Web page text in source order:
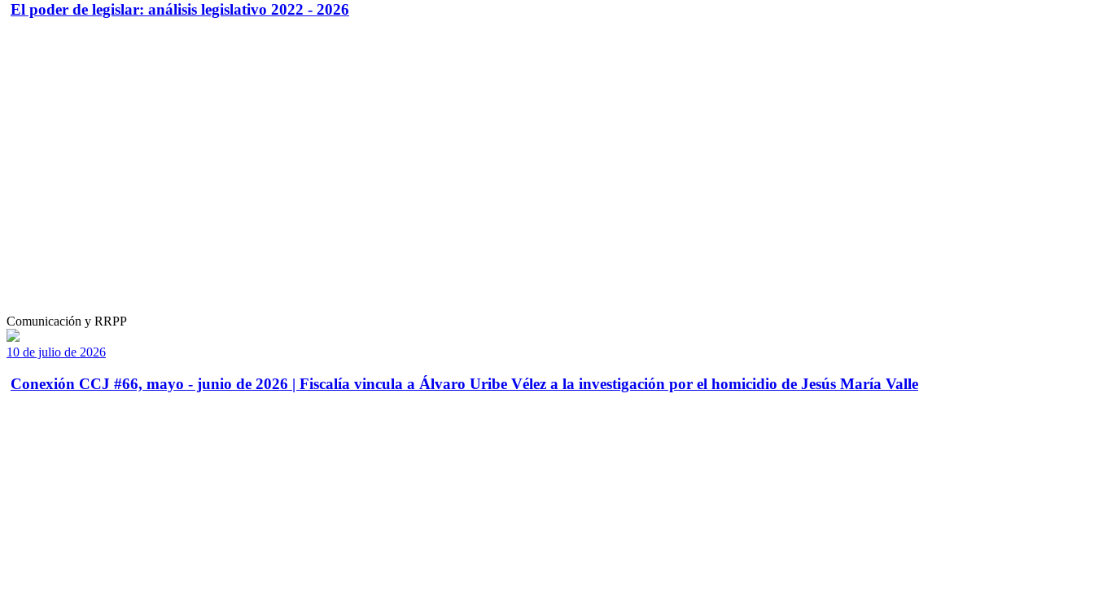
El poder de legislar: análisis legislativo 2022 - 2026
Comunicación y RRPP
10 de julio de 2026
Conexión CCJ #66, mayo - junio de 2026 | Fiscalía vincula a Álvaro Uribe Vélez a la investigación por el homicidio de Jesús María Valle